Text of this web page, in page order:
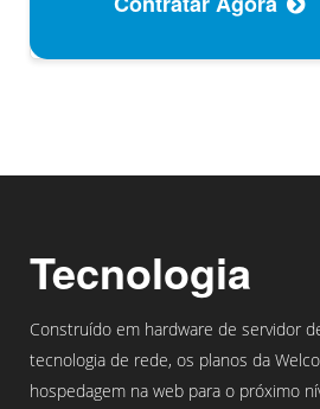
Tecnologia
Construído em hardware de servidor
tecnologia de rede, os planos da
hospedagem na web para o próximo